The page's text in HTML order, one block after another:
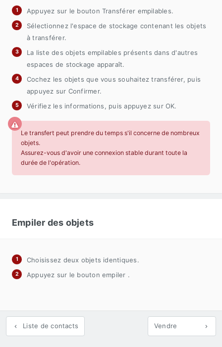
Appuyez sur le bouton Transférer empilables.
Sélectionnez l'espace de stockage contenant les objets
à transférer.
La liste des objets empilables présents dans d'autres
espaces de stockage apparaît.
Cochez les objets que vous souhaitez transférer, puis
appuyez sur Confirmer.
Vérifiez les informations, puis appuyez sur OK.
Le transfert peut prendre du temps s'il concerne de nombreux
objets.
Assurez-vous d'avoir une connexion stable durant toute la
durée de l'opération.
Empiler des objets
Choisissez deux objets identiques.
Appuyez sur le bouton empiler .
Liste de contacts Vendre